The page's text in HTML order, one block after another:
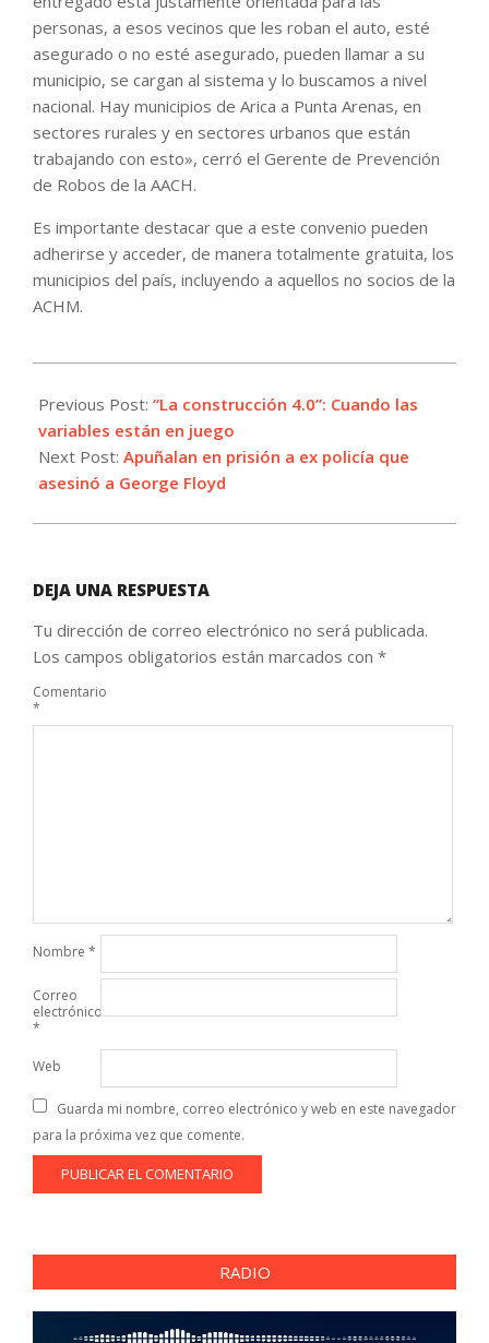
personas, a esos vecinos que les roban el auto, esté
asegurado o no esté asegurado, pueden llamar a su
municipio, se cargan al sistema y lo buscamos a nivel
nacional. Hay municipios de Arica a Punta Arenas, en
sectores rurales y en sectores urbanos que están
trabajando con esto», cerró el Gerente de Prevención
de Robos de la AACH.
Es importante destacar que a este convenio pueden
adherirse y acceder, de manera totalmente gratuita, los
municipios del país, incluyendo a aquellos no socios de la
ACHM.
11-
25
Previous Post: “La construcción 4.0”: Cuando las
variables están en juego
Next Post: Apuñalan en prisión a ex policía que
asesinó a George Floyd
DEJA UNA RESPUESTA
Tu dirección de correo electrónico no será publicada.
Los campos obligatorios están marcados con *
Comentario
*
Nombre *
Correo
electrónico
*
Web
Guarda mi nombre, correo electrónico y web en este navegador
para la próxima vez que comente.
RADIO